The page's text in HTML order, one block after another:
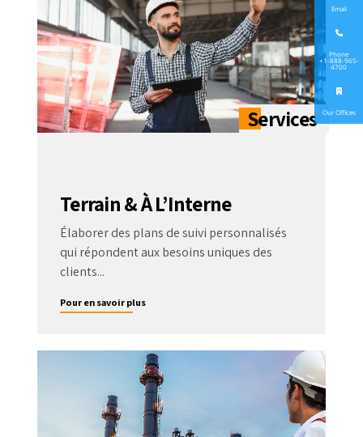
Terrain & À L’Interne
Élaborer des plans de suivi personnalisés
qui répondent aux besoins uniques des
clients...
Pour en savoir plus
Email
Phone
+1-888-965-
4700
Our Offices